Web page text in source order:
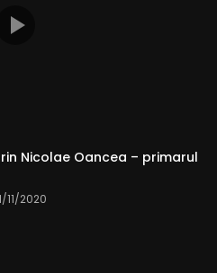
Nicolae Oancea – primarul
11/2020